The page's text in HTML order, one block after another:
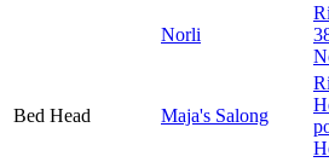
Norli
Bed Head Maja's Salong